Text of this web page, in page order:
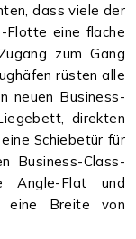
dass viele der
Flotte eine flache
zum Gang
rüsten alle
neuen Business-
direkten
Schiebetür für
Business-Class-
Angle-Flat und
eine Breite von